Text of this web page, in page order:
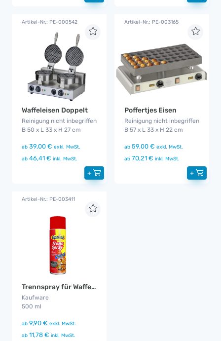
Artikel-Nr.: PE-000542
Waffeleisen Doppelt
Reinigung nicht inbegriffen
B 50 x L 33 x H 27 cm
ab 39,00 € exkl. MwSt.
ab 46,41 € inkl. MwSt.
+
Artikel-Nr.: PE-003165
Poffertjes Eisen
Reinigung nicht inbegriffen
B 57 x L 33 x H 22 cm
ab 59,00 € exkl. MwSt.
ab 70,21 € inkl. MwSt.
+
Artikel-Nr.: PE-003411
Trennspray für Waffeln
Kaufware
500 ml
ab 9,90 € exkl. MwSt.
ab 11,78 € inkl. MwSt.